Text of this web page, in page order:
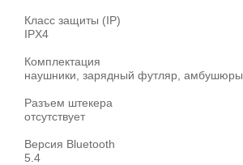
Класс защиты (IP)
IPX4
Комплектация
наушники, зарядный футляр, амбушюры
Разъем штекера
отсутствует
Версия Bluetooth
5.4